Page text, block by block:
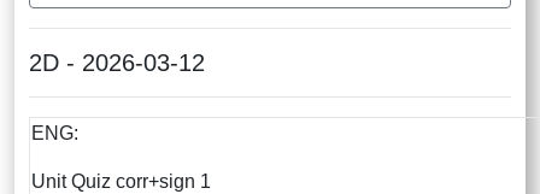
2D - 2026-03-12
ENG:
Unit Quiz corr+sign 1